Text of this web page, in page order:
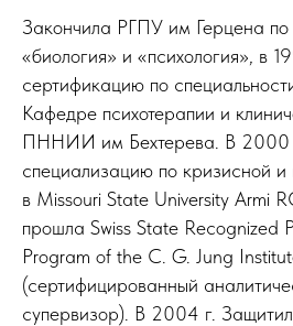
Закончила РГПУ им Герцена по
«биология» и «психология», в
сертификацию по
Кафедре психотерапии и
ПННИИ им Бехтерева. В 2000
специализацию по кризисной и
в Missouri State University Armi
прошла Swiss State Recognized
Program of the C. G. Jung
(сертифицированный
супервизор). В 2004 г.